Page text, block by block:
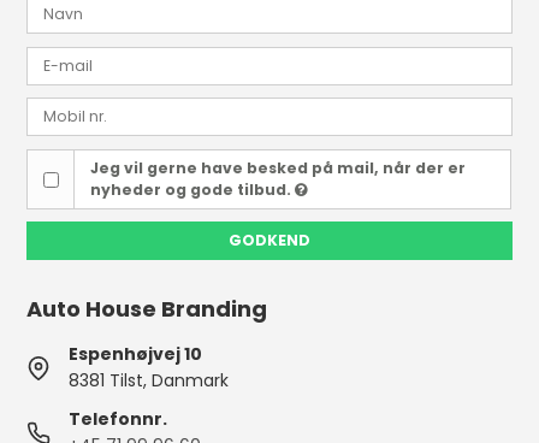
Jeg vil gerne have besked på mail, når der er
nyheder og gode tilbud.
GODKEND
Auto House Branding
Espenhøjvej 10
8381 Tilst, Danmark
Telefonnr.